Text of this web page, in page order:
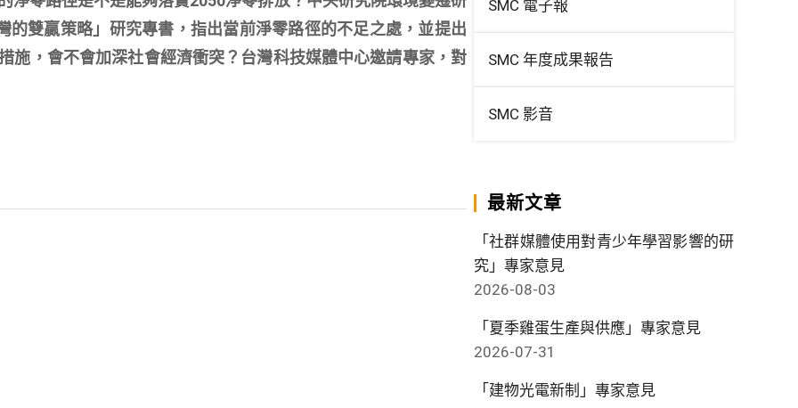
的雙贏策略」研究專書，指出當前淨零路徑的不足之處，並提出
施，會不會加深社會經濟衝突？台灣科技媒體中心邀請專家，對
SMC 電子報
SMC 年度成果報告
SMC 影音
最新文章
「社群媒體使用對青少年學習影響的研
究」專家意見
2026-08-03
「夏季雞蛋生產與供應」專家意見
2026-07-31
「建物光電新制」專家意見